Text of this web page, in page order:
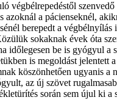
végbélrepedéstől szenvedő
azoknál a pácienseknél,
berepedt a végbélnyílás
sokaknak évek óta
időlegesen be is gyógyul a
is megoldást jelentett
köszönhetően ugyanis a
az új szövet
során sem újul ki a